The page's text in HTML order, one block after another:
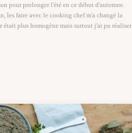
pour prolonger l'été en ce début d'automne.
les faire avec le cooking chef m'a changé la
était plus homogène mais surtout j'ai pu réaliser